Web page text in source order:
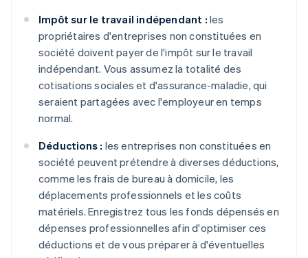
Impôt sur le travail indépendant : les
propriétaires d'entreprises non constituées en
société doivent payer de l'impôt sur le travail
indépendant. Vous assumez la totalité des
cotisations sociales et d'assurance-maladie, qui
seraient partagées avec l'employeur en temps
normal.
Déductions : les entreprises non constituées en
société peuvent prétendre à diverses déductions,
comme les frais de bureau à domicile, les
déplacements professionnels et les coûts
matériels. Enregistrez tous les fonds dépensés en
dépenses professionnelles afin d'optimiser ces
déductions et de vous préparer à d'éventuelles